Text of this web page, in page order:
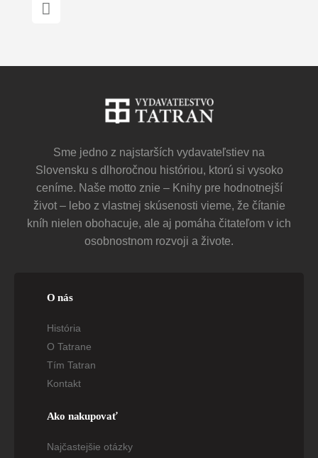
Sme jedno z najstarších vydavateľstiev na
Slovensku s dlhoročnou históriou, ktorú si vysoko
ceníme. Naše motto znie – Knihy pre hodnotnejší
život – lebo z vlastnej skúsenosti vieme, že čítanie
kníh nielen obohacuje, ale aj pomáha čitateľom v ich
osobnostnom rozvoji a živote.
O nás
História
O Tatrane
Tím Tatran
Kontakt
Ako nakupovať
Najčastejšie otázky